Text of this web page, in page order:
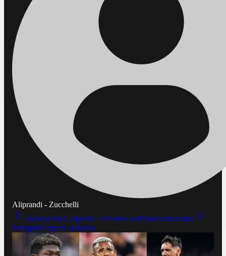
Aliprandi - Zucchelli
Retroscena Gasperini, il mistero dell’intervista saltata
Pellegrini aspetta la Roma